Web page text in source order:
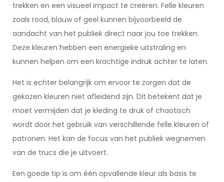
trekken en een visueel impact te creëren. Felle kleuren
zoals rood, blauw of geel kunnen bijvoorbeeld de
aandacht van het publiek direct naar jou toe trekken.
Deze kleuren hebben een energieke uitstraling en
kunnen helpen om een krachtige indruk achter te laten.
Het is echter belangrijk om ervoor te zorgen dat de
gekozen kleuren niet afleidend zijn. Dit betekent dat je
moet vermijden dat je kleding te druk of chaotisch
wordt door het gebruik van verschillende felle kleuren of
patronen. Het kan de focus van het publiek wegnemen
van de trucs die je uitvoert.
Een goede tip is om één opvallende kleur als basis te